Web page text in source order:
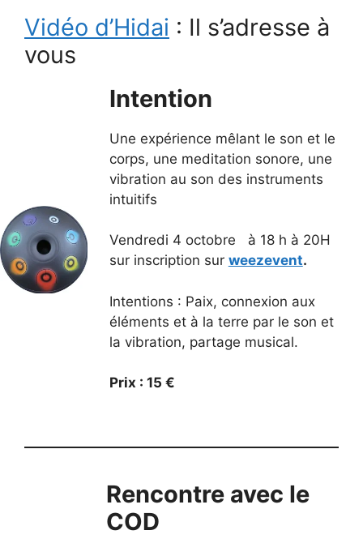
Vidéo d’Hidai : Il s’adresse à
vous
Intention
Une expérience mêlant le son et le
corps, une meditation sonore, une
vibration au son des instruments
intuitifs
Vendredi 4 octobre à 18 h à 20H
sur inscription sur weezevent.
Intentions : Paix, connexion aux
éléments et à la terre par le son et
la vibration, partage musical.
Prix : 15 €
Rencontre avec le
COD